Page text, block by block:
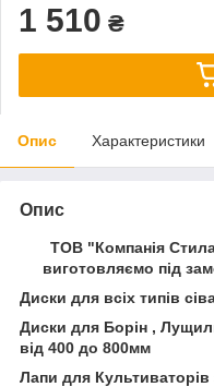
1 510 ₴
Опис Характеристики
Опис
ТОВ "Компанія
виготовляємо під
Диски для всіх типів
Диски для Борін ,
від 400 до 800мм
Лапи для